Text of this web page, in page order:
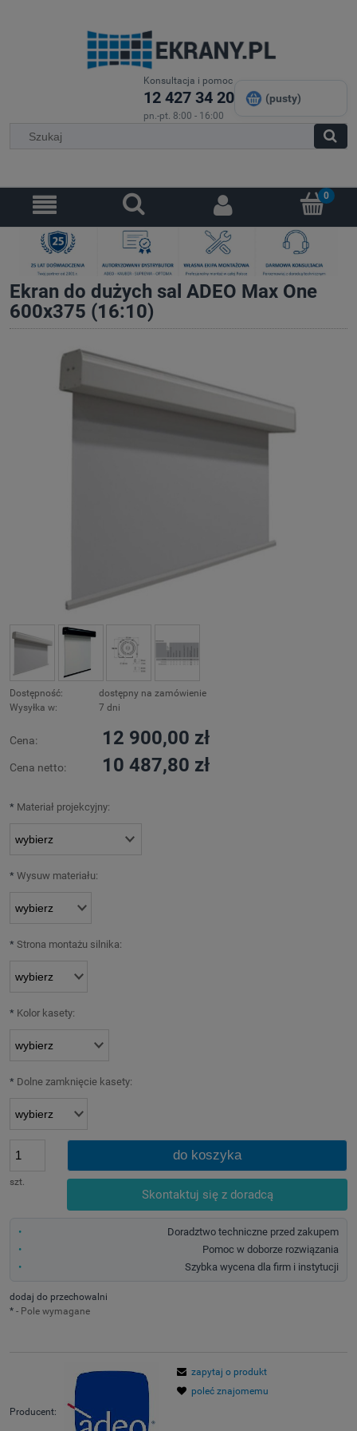
Konsultacja i pomoc
12 427 34 20
pn.-pt. 8:00 - 16:00
(pusty)
Ekran do dużych sal ADEO Max One
600x375 (16:10)
Dostępność:
dostępny na zamówienie
Wysyłka w:
7 dni
Cena: 12 900,00 zł
Cena netto: 10 487,80 zł
* Materiał projekcyjny:
* Wysuw materiału:
* Strona montażu silnika:
* Kolor kasety:
* Dolne zamknięcie kasety:
szt.
do koszyka
Skontaktuj się z doradcą
Doradztwo techniczne przed zakupem
Pomoc w doborze rozwiązania
Szybka wycena dla firm i instytucji
dodaj do przechowalni
* - Pole wymagane
Producent:
zapytaj o produkt
poleć znajomemu